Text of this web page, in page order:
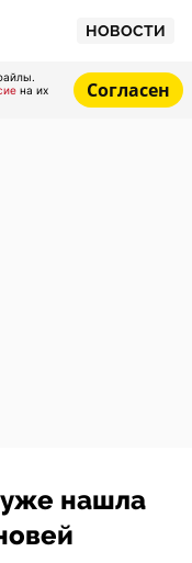
НОВОСТИ
на их
Согласен
нашла